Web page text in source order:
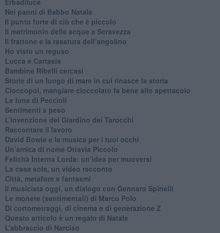
Nei panni di Babbo Natale
​Il punto forte di ciò che è piccolo
​Il matrimonio delle acque a Seravezza
​Il frattone e la rasatura dell’angolino
​Ho visto un reguso
Lucca e Cartasia
Bambine Ribelli cercasi
Storie di un luogo di mare in cui rinasce la storia
Cioccopoi, mangiare cioccolato fa bene allo spettacolo
​Le lune di Peccioli
​Sentimenti a peso
​L’invenzione del Giardino dei Tarocchi
​Raccontare il lavoro
David Bowie e la musica per i tuoi occhi
Un’amica di nome Ottavia Piccolo
​Felicità Interna Lorda: un’idea per muoversi
​La casa sola, un video racconto
​Città, metafore e fantasmi
Il musicista oggi, un dialogo con Gennaro Spinelli
Le monete (sentimentali) di Marco Polo
​Di cortometraggi, di cinema e di generazione Z
​Questo articolo è un regalo di Natale
L’abbraccio di Narciso